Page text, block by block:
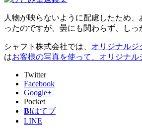
人物が映らないように配慮したため
ったのですが、曇にも関わらず、し
シャフト株式会社では、 オリジナルジ
はお客様の写真を使って、オリジナ
Twitter
Facebook
Google+
Pocket
B!はてブ
LINE